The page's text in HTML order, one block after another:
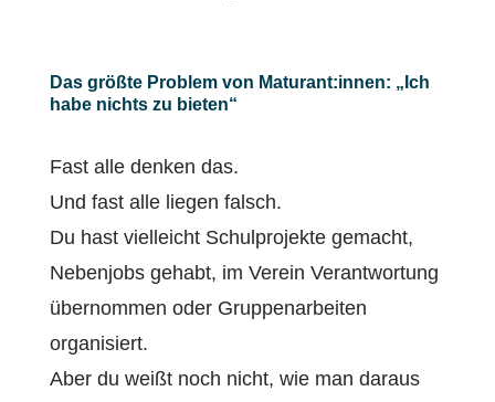
Das größte Problem von Maturant:innen: „Ich
habe nichts zu bieten“
Fast alle denken das.
Und fast alle liegen falsch.
Du hast vielleicht Schulprojekte gemacht,
Nebenjobs gehabt, im Verein Verantwortung
übernommen oder Gruppenarbeiten
organisiert.
Aber du weißt noch nicht, wie man daraus